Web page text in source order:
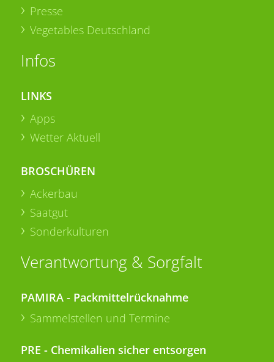
Presse
Vegetables Deutschland
Infos
LINKS
Apps
Wetter Aktuell
BROSCHÜREN
Ackerbau
Saatgut
Sonderkulturen
Verantwortung & Sorgfalt
PAMIRA - Packmittelrücknahme
Sammelstellen und Termine
PRE - Chemikalien sicher entsorgen